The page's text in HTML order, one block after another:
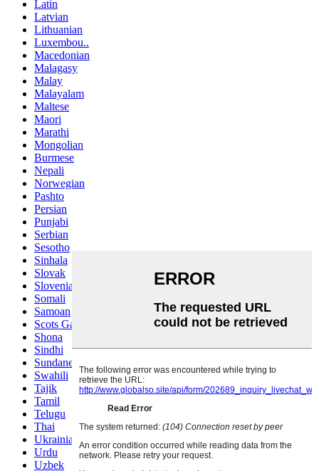
Latin
Latvian
Lithuanian
Luxembou..
Macedonian
Malagasy
Malay
Malayalam
Maltese
Maori
Marathi
Mongolian
Burmese
Nepali
Norwegian
Pashto
Persian
Punjabi
Serbian
Sesotho
Sinhala
Slovak
Slovenian
Somali
Samoan
Scots Gaelic
Shona
Sindhi
Sundanese
Swahili
Tajik
Tamil
Telugu
Thai
Ukrainian
Urdu
Uzbek